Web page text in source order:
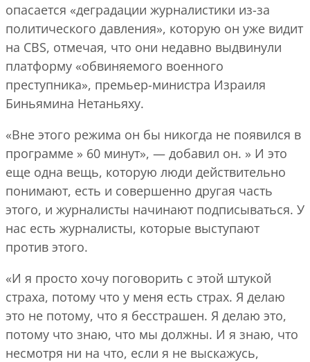
опасается «деградации журналистики из-за
политического давления», которую он уже видит
на CBS, отмечая, что они недавно выдвинули
платформу «обвиняемого военного
преступника», премьер-министра Израиля
Биньямина Нетаньяху.
«Вне этого режима он бы никогда не появился в
программе » 60 минут», — добавил он. » И это
еще одна вещь, которую люди действительно
понимают, есть и совершенно другая часть
этого, и журналисты начинают подписываться. У
нас есть журналисты, которые выступают
против этого.
«И я просто хочу поговорить с этой штукой
страха, потому что у меня есть страх. Я делаю
это не потому, что я бесстрашен. Я делаю это,
потому что знаю, что мы должны. И я знаю, что
несмотря ни на что, если я не выскажусь,